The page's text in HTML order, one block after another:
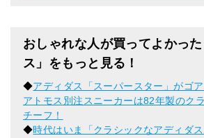
おしゃれな人が買ってよかっ
ス」をもっと見る！
◆アディダス「スーパースター」がゴ
アトモス別注スニーカーは82年製のク
チーフ！
◆時代はいま「クラシックなアディダ